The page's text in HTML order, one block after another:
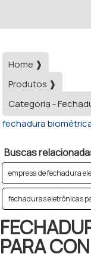
Home ❱
Produtos ❱
Categoria -
fechadura
Buscas
empresa de fechadura
fechaduras eletrônicas
PARA